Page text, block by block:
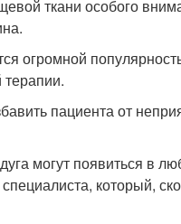
ткани особого
огромной
пациента от
могут появиться в
который,